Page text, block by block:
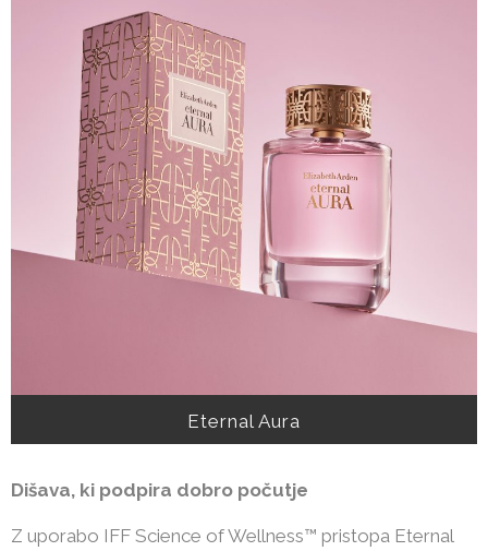
Eternal Aura
Dišava, ki podpira dobro počutje
Z uporabo IFF Science of Wellness™ pristopa Eternal